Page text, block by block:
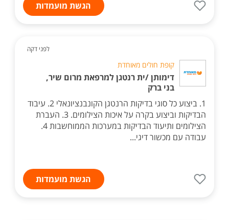
הגשת מועמדות
לפני דקה
קופת חולים מאוחדת
דימותן /ית רנטגן למרפאת מרום שיר,
בני ברק
1. ביצוע כל סוגי בדיקות הרנטגן הקונבנציונאלי 2. עיבוד
הבדיקות וביצוע בקרה על איכות הצילומים. 3. העברת
הצילומים ותיעוד הבדיקות במערכות הממוחשבות 4.
עבודה עם מכשור דיגי...
הגשת מועמדות